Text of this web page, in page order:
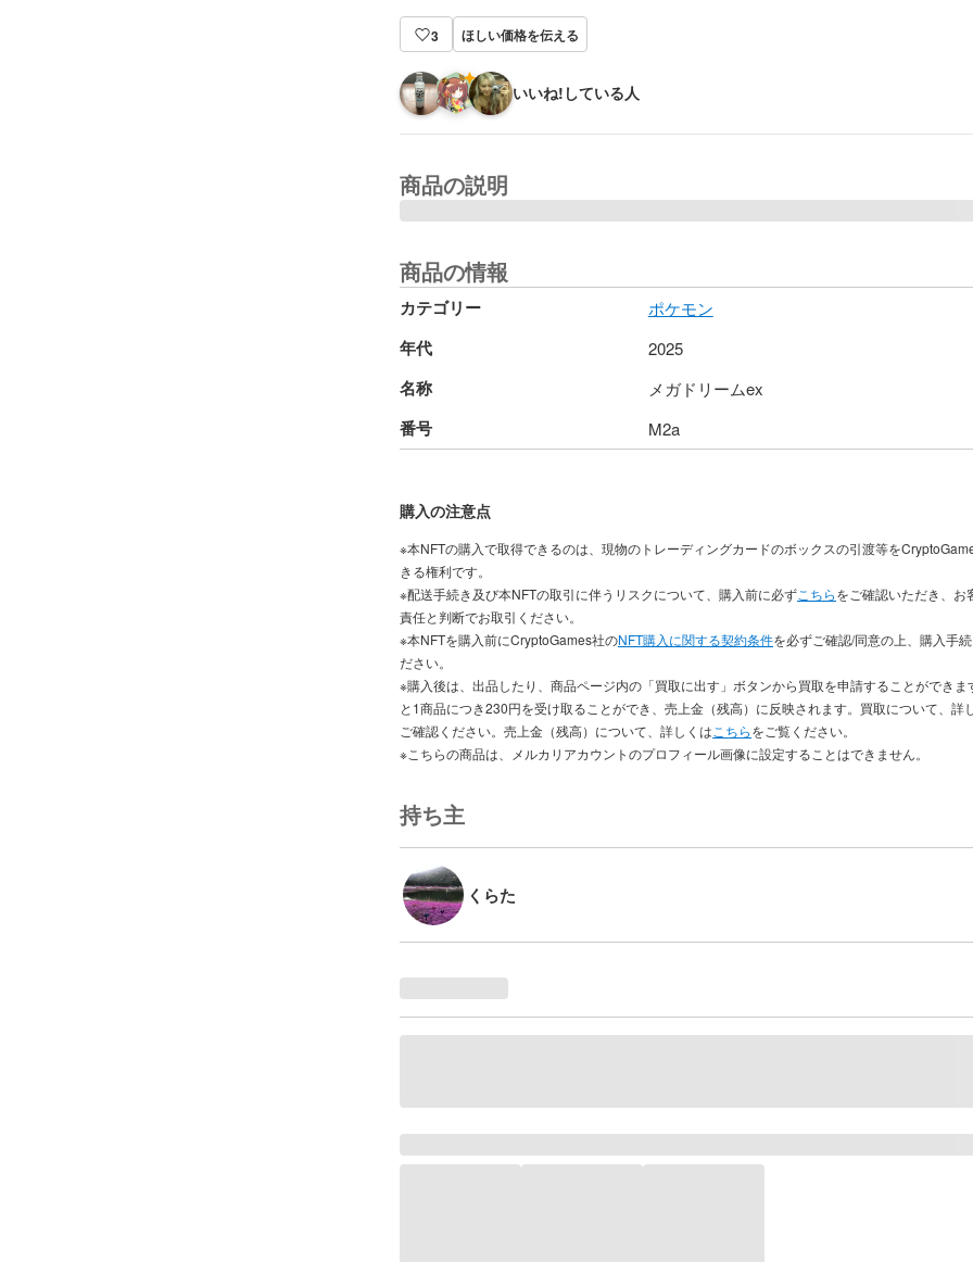
3 ほしい価格を伝える
いいね!している人
商品の説明
商品の情報
カテゴリー ポケモン
年代 2025
名称 メガドリームex
番号 M2a
購入の注意点
※本NFTの購入で取得できるのは、現物のトレーディングカードのボックスの引渡等を
きる権利です。
※配送手続き及び本NFTの取引に伴うリスクについて、購入前に必ずこちらをご確認いただき、お
責任と判断でお取引ください。
※本NFTを購入前にCryptoGames社のNFT購入に関する契約条件を必ずご確認/同意の上、購入手
ださい。
※購入後は、出品したり、商品ページ内の「買取に出す」ボタンから買取を申請することができま
と1商品につき230円を受け取ることができ、売上金（残高）に反映されます。買取について、詳
ご確認ください。売上金（残高）について、詳しくは こちらをご覧ください。
※こちらの商品は、メルカリアカウントのプロフィール画像に設定することはできません。
持ち主
くらた